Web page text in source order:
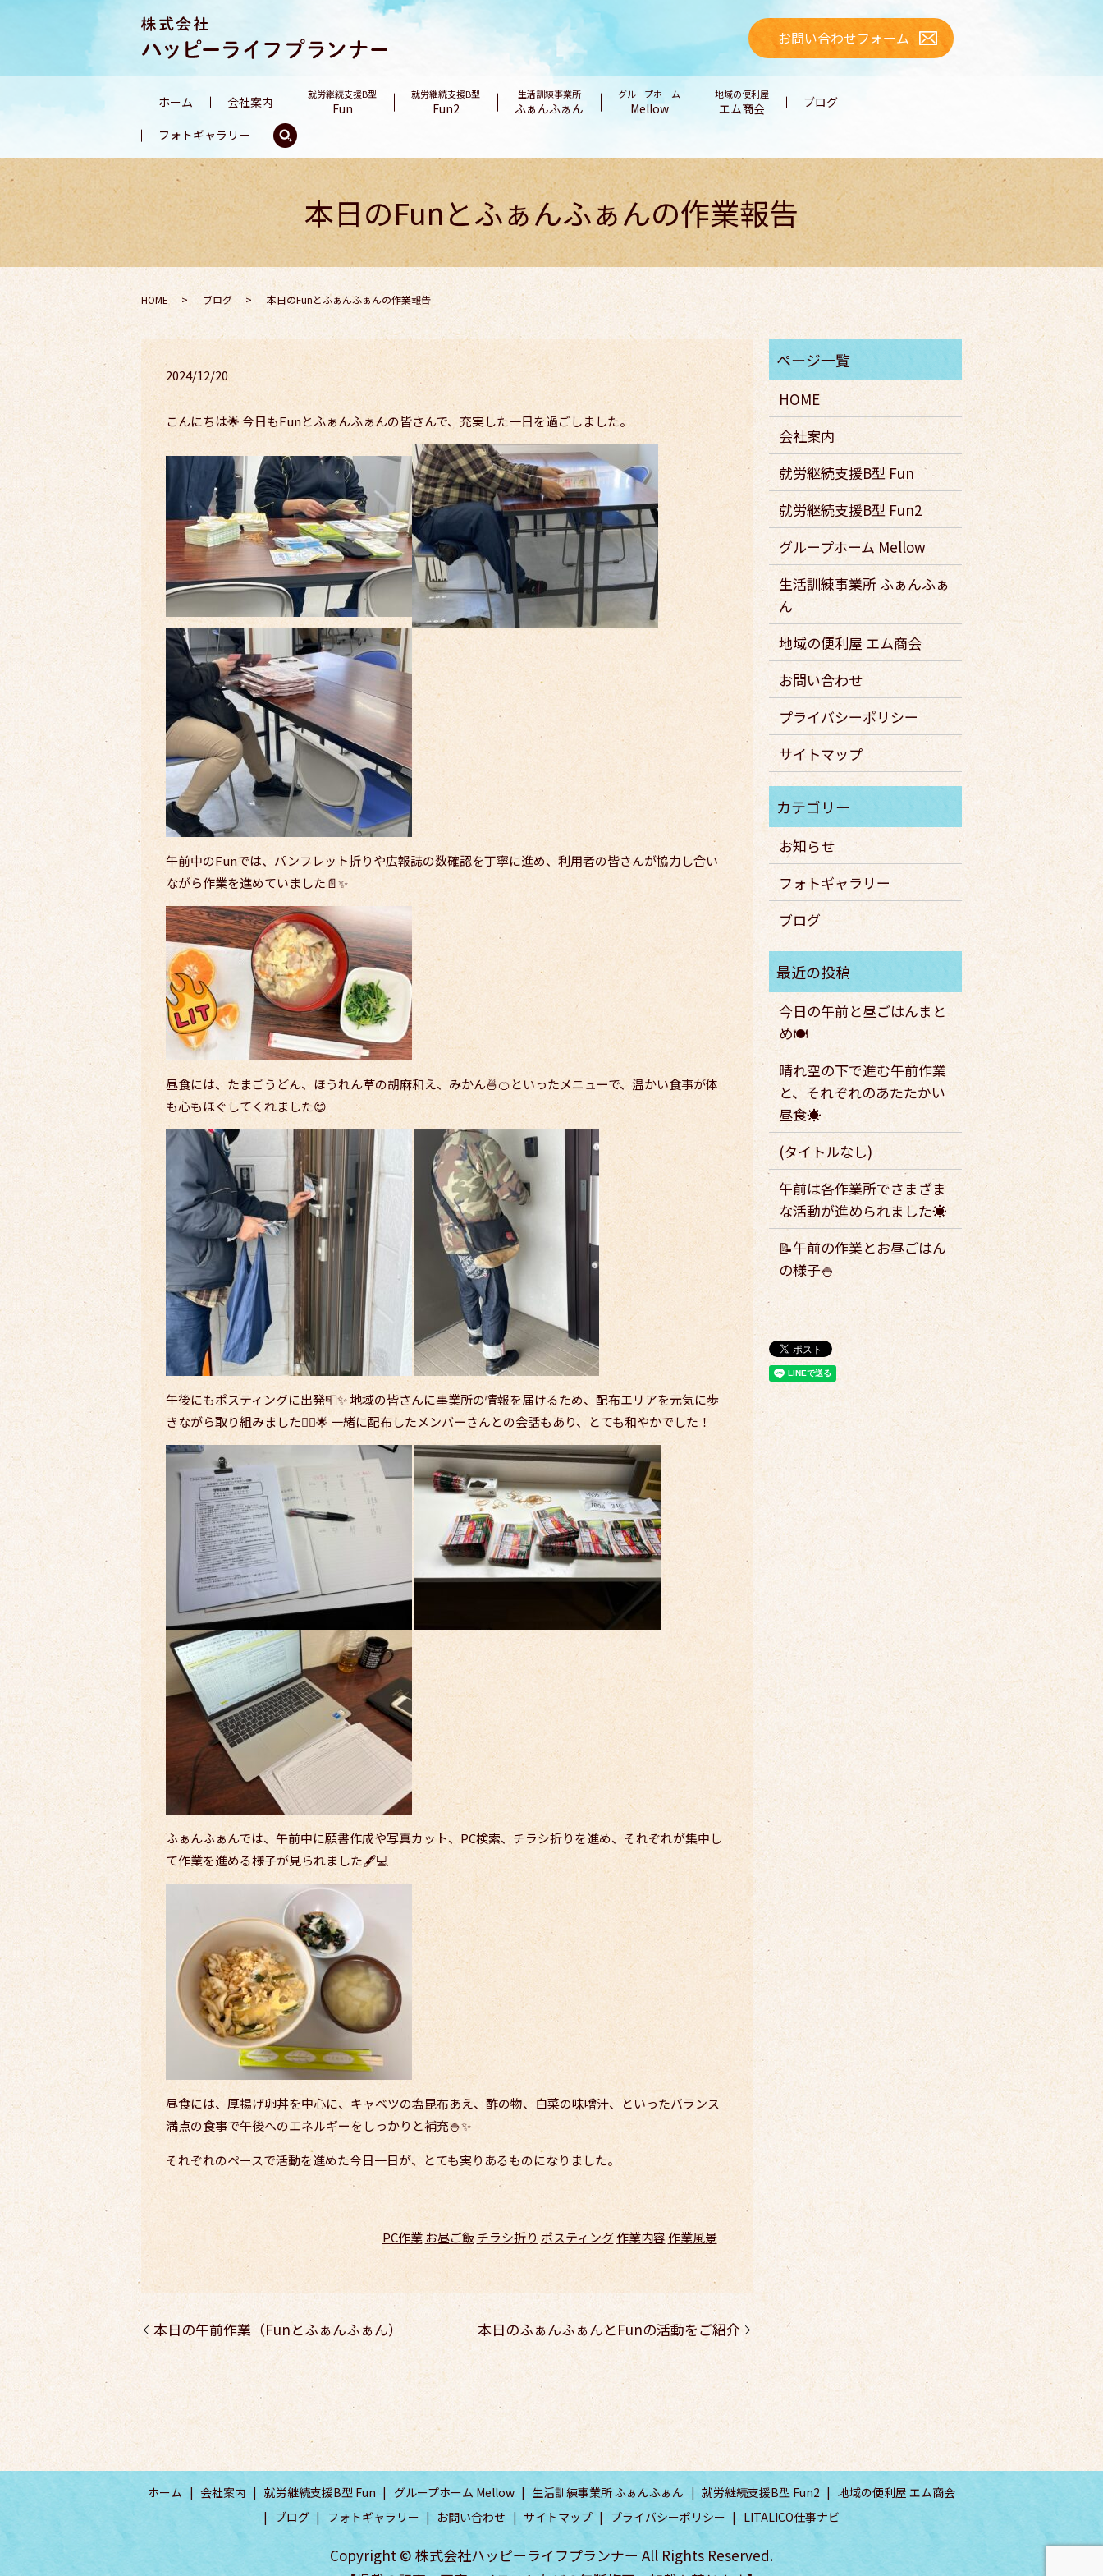
お問い合わせフォーム
ホーム 会社案内 就労継続支援B型
Fun
就労継続支援B型
Fun2
生活訓練事業所
ふぁんふぁん
グループホーム
Mellow
地域の便利屋
エム商会 ブログ
フォトギャラリー
本日のFunとふぁんふぁんの作業報告
HOME ブログ 本日のFunとふぁんふぁんの作業報告
2024/12/20
こんにちは🌟 今日もFunとふぁんふぁんの皆さんで、充実した一日を過ごしました。
午前中のFunでは、パンフレット折りや広報誌の数確認を丁寧に進め、利用者の皆さんが協力し合い
ながら作業を進めていました📄✨
昼食には、たまごうどん、ほうれん草の胡麻和え、みかん🍜🍊といったメニューで、温かい食事が体
も心もほぐしてくれました😊
午後にもポスティングに出発📮✨ 地域の皆さんに事業所の情報を届けるため、配布エリアを元気に歩
きながら取り組みました🚶‍♀️🌟 一緒に配布したメンバーさんとの会話もあり、とても和やかでした！
ふぁんふぁんでは、午前中に願書作成や写真カット、PC検索、チラシ折りを進め、それぞれが集中し
て作業を進める様子が見られました🖋️💻
昼食には、厚揚げ卵丼を中心に、キャベツの塩昆布あえ、酢の物、白菜の味噌汁、といったバランス
満点の食事で午後へのエネルギーをしっかりと補充🍚✨
それぞれのペースで活動を進めた今日一日が、とても実りあるものになりました。
PC作業 お昼ご飯 チラシ折り ポスティング作業内容作業風景
本日の午前作業（Funとふぁんふぁん） 本日のふぁんふぁんとFunの活動をご紹介
HOME
会社案内
就労継続支援B型 Fun
就労継続支援B型 Fun2
グループホーム Mellow
生活訓練事業所 ふぁんふぁ
ん
地域の便利屋 エム商会
お問い合わせ
プライバシーポリシー
サイトマップ
お知らせ
フォトギャラリー
ブログ
今日の午前と昼ごはんまと
め🍽️
晴れ空の下で進む午前作業
と、それぞれのあたたかい
昼食☀️
(タイトルなし)
午前は各作業所でさまざま
な活動が進められました☀️
📝午前の作業とお昼ごはん
の様子🍚
ホーム 会社案内 就労継続支援B型 Fun グループホーム Mellow 生活訓練事業所 ふぁんふぁん 就労継続支援B型 Fun2
地域の便利屋 エム商会
ブログ
フォトギャラリー お問い合わせ サイトマップ プライバシーポリシー LITALICO仕事ナビ
Copyright © 株式会社ハッピーライフプランナー All Rights Reserved.